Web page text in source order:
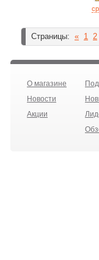
Страницы: « 1 2
О магазине
Новости
Акции